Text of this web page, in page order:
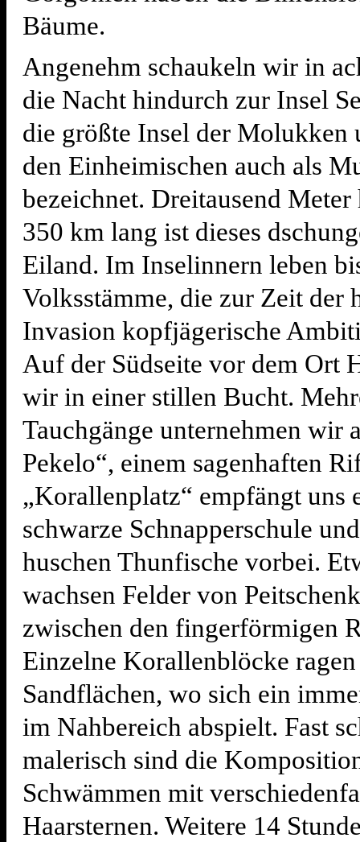
Bäume.
Angenehm schaukeln wir in
die Nacht hindurch zur Insel
die größte Insel der Molukken
den Einheimischen auch als
bezeichnet. Dreitausend Meter
350 km lang ist dieses
Eiland. Im Inselinnern leben
Volksstämme, die zur Zeit der
Invasion kopfjägerische
Auf der Südseite vor dem Ort
wir in einer stillen Bucht.
Tauchgänge unternehmen wir
Pekelo“, einem sagenhaften
„Korallenplatz“ empfängt uns
schwarze Schnapperschule
huschen Thunfische vorbei.
wachsen Felder von
zwischen den fingerförmigen
Einzelne Korallenblöcke ragen
Sandflächen, wo sich ein
im Nahbereich abspielt. Fast
malerisch sind die
Schwämmen mit
Haarsternen. Weitere 14